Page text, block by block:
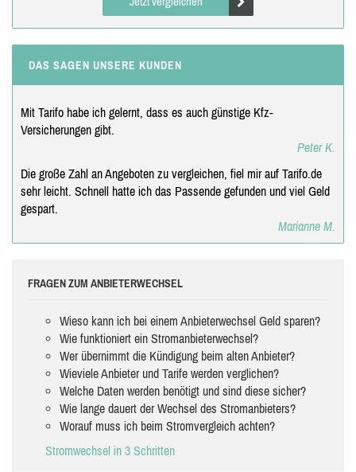
DAS SAGEN UNSERE KUNDEN
Mit Tarifo habe ich gelernt, dass es auch günstige Kfz-
Versicherungen gibt.
Peter K.
Die große Zahl an Angeboten zu vergleichen, fiel mir auf Tarifo.de
sehr leicht. Schnell hatte ich das Passende gefunden und viel Geld
gespart.
Marianne M.
FRAGEN ZUM ANBIETERWECHSEL
Wieso kann ich bei einem Anbieterwechsel Geld sparen?
Wie funktioniert ein Stromanbieterwechsel?
Wer übernimmt die Kündigung beim alten Anbieter?
Wieviele Anbieter und Tarife werden verglichen?
Welche Daten werden benötigt und sind diese sicher?
Wie lange dauert der Wechsel des Stromanbieters?
Worauf muss ich beim Stromvergleich achten?
Stromwechsel in 3 Schritten